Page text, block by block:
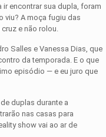
encontrar sua dupla, foram
viu? A moça fugiu das
e não rolou.
Salles e Vanessa Dias, que
da temporada. E o que
episódio — e eu juro que
duplas durante a
nas casas para
show vai ao ar de